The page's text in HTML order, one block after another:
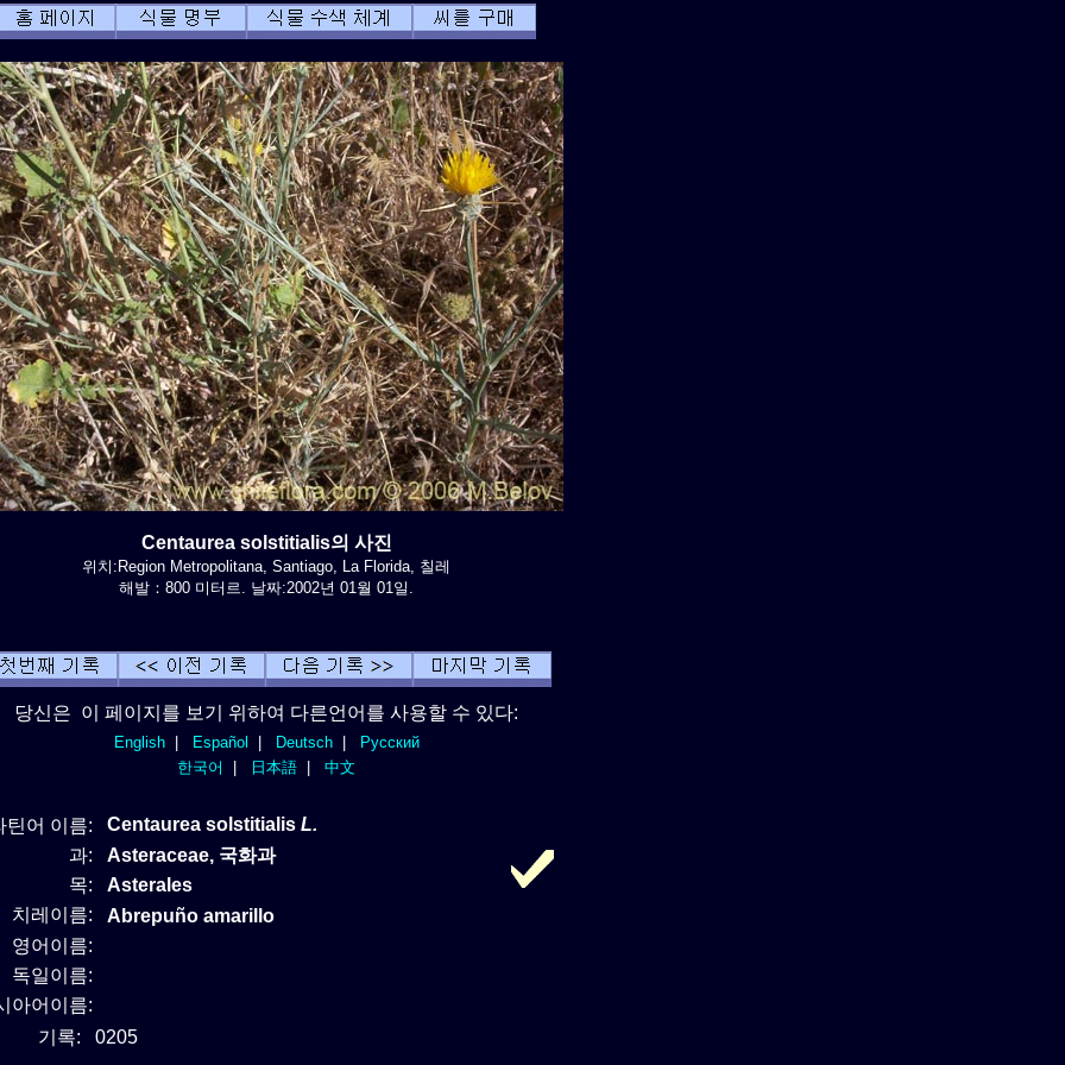
Centaurea solstitialis의 사진
위치:Region Metropolitana, Santiago, La Florida, 칠레
해발：800 미터르. 날짜:2002년 01월 01일.
당신은 이 페이지를 보기 위하여 다른언어를 사용할 수 있다:
English| Español Deutsch|
Русский
한국어
日本語 中文
틴어 이름: Centaurea solstitialis L.
과:
Asteraceae, 국화과
목:
Asterales
치레이름:
Abrepuño amarillo
영어이름:
독일이름:
아어이름:
기록:
0205